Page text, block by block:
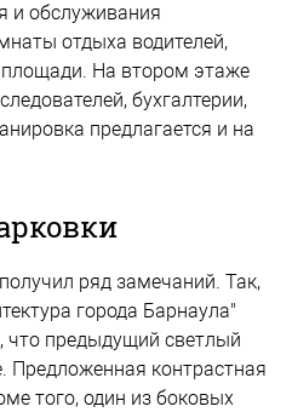
и обслуживания
отдыха водителей,
площади. На втором этаже
бухгалтерии,
предлагается и на
ряд замечаний. Так,
города Барнаула"
что предыдущий светлый
контрастная
того, один из боковых